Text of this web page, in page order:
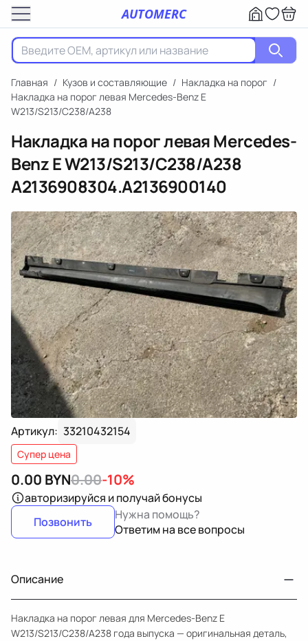
AUTOMERC
Главная / Кузов и составляющие / Накладка на порог /
Накладка на порог левая Mercedes-Benz E
W213/S213/C238/A238
Накладка на порог левая Mercedes-
Benz E W213/S213/C238/A238
A2136908304.A2136900140
Артикул: 33210432154
Супер цена
0.00 BYN0.00-10%
авторизируйся и получай бонусы
Позвонить
Нужна помощь?
Ответим на все вопросы
Описание
Накладка на порог левая для Mercedes-Benz E
W213/S213/C238/A238 года выпуска — оригинальная деталь,